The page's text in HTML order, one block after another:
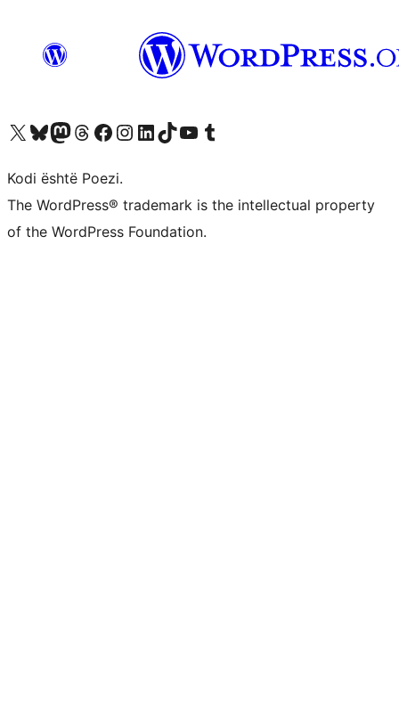
Vizitoni llogarinë tonë X (ish Twitter)
Vizitoni llogarinë tonë Bluesky
Vizitoni llogarinë tonë Mastodon
Vizitoni llogarinë tonë Threads
Vizitoni faqen tonë në Facebook
Vizitoni llogarinë tonë Instagram
Vizitoni llogarinë tonë LinkedIn
Vizitoni llogarinë tonë TikTok
Vizitoni kanalin tonë YouTube
Vizitoni llogarinë tonë Tumblr
Kodi është Poezi.
The WordPress® trademark is the intellectual property
of the WordPress Foundation.